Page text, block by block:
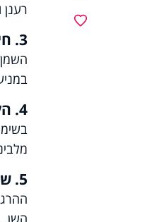
רענן
3. חיזוק החניכיים והפחתת דלקות
4. הלבנה טבעית של השיניים
5. שיפור כללי של בריאות הפה
השן.